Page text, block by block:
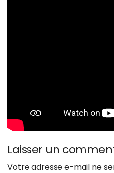
Laisser un
Votre adresse e-mail ne